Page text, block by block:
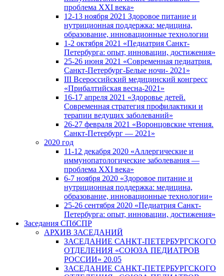
проблема XXI века»
12-13 ноября 2021 Здоровое питание и
нутриционная поддержка: медицина,
образование, инновационные технологии
1-2 октября 2021 «Педиатрия Санкт-
Петербурга: опыт, инновации, достижения»
25-26 июня 2021 «Современная педиатрия.
Санкт-Петербург-Белые ночи- 2021»
III Всероссийский медицинский конгресс
«Прибалтийская весна-2021»
16-17 апреля 2021 «Здоровье детей.
Современная стратегия профилактики и
терапии ведущих заболеваний»
26-27 февраля 2021 «Воронцовские чтения.
Санкт-Петербург — 2021»
2020 год
11-12 декабря 2020 «Аллергические и
иммунопатологические заболевания —
проблема XXI века»
6-7 ноября 2020 «Здоровое питание и
нутриционная поддержка: медицина,
образование, инновационные технологии»
25-26 сентября 2020 «Педиатрия Санкт-
Петербурга: опыт, инновации, достижения»
Заседания СПбСПР
АРХИВ ЗАСЕДАНИЙ
ЗАСЕДАНИЕ САНКТ-ПЕТЕРБУРГСКОГО
ОТДЕЛЕНИЯ «СОЮЗА ПЕДИАТРОВ
РОССИИ» 20.05
ЗАСЕДАНИЕ САНКТ-ПЕТЕРБУРГСКОГО